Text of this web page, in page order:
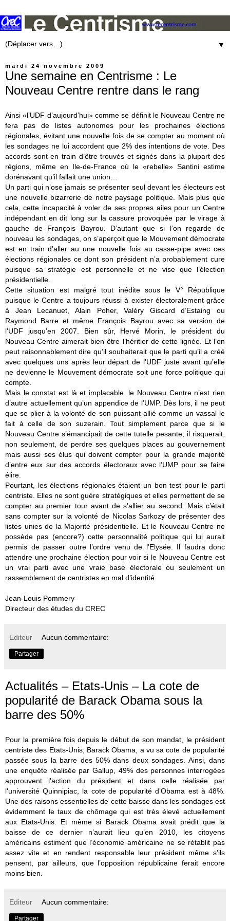
▼
mardi 24 novembre 2009
Une semaine en Centrisme : Le
Nouveau Centre rentre dans le rang
Ainsi «l’UDF d’aujourd’hui» comme se définit le Nouveau Centre ne
fera pas de listes autonomes pour les prochaines élections
régionales, évitant une nouvelle fois de se compter au moment où
les sondages ne lui accordent que 2% des intentions de vote. Des
accords sont en train d’être trouvés et signés dans la plupart des
régions, même en Ile-de-France où le «rebelle» Santini estime
dorénavant qu’il fallait une union…
Un parti qui n’ose jamais se présenter seul devant les électeurs est
une nouvelle bizarrerie de notre paysage politique. Mais plus que
cela, cette incapacité à voler de ses propres ailes pour un Centre
indépendant en dit long sur la cassure provoquée par le virage à
gauche de François Bayrou. D’autant que si l’on regarde de
nouveau les sondages, on s’aperçoit que le Mouvement démocrate
est en train d’aller au une nouvelle fois au casse-pipe avec ces
élections régionales ce dont son président n’a probablement cure
puisque sa stratégie est personnelle et ne vise que l’élection
présidentielle.
Cette situation est malgré tout inédite sous le V° République
puisque le Centre a toujours réussi à exister électoralement grâce
à Jean Lecanuet, Alain Poher, Valéry Giscard d’Estaing ou
Raymond Barre et même François Bayrou avec sa version de
l’UDF jusqu’en 2007. Bien sûr, Hervé Morin, le président du
Nouveau Centre aimerait bien être l’héritier de cette lignée. Et l’on
peut raisonnablement dire qu’il souhaiterait que le parti qu’il a créé
avec quelques uns après leur départ de l’UDF juste avant qu’elle
ne devienne le Mouvement démocrate soit une force politique qui
compte.
Mais le constat est là et implacable, le Nouveau Centre n’est rien
d’autre actuellement qu’un appendice de l’UMP. Dès lors, il ne peut
que se plier à la volonté de son puissant allié comme un vassal le
fait à celle de son suzerain. Tout simplement parce que si le
Nouveau Centre s’émancipait de cette tutelle pesante, il risquerait,
non seulement, de perdre ses quelques places au gouvernement
mais aussi ses élus qui doivent compter pour la grande majorité
d’entre eux sur des accords électoraux avec l’UMP pour se faire
élire.
Pourtant, les élections régionales étaient un bon test pour le parti
centriste. Elles ne sont guère stratégiques et elles permettent de se
compter au premier tour avant de s’allier au second. Mais c’était
sans compter sur la volonté de Nicolas Sarkozy de présenter des
listes unies de la Majorité présidentielle. Et le Nouveau Centre ne
possède pas (encore?) cette personnalité politique qui lui aurait
permis de passer outre l’ordre venu de l’Elysée. Il faudra donc
attendre une prochaine élection pour voir si le Nouveau Centre est
un vrai parti avec une vraie base électorale ou seulement un
rassemblement de centristes en mal d’identité.
Jean-Louis Pommery
Directeur des études du CREC
Editeur Aucun commentaire:
Partager
Actualités – Etats-Unis – La cote de
popularité de Barack Obama sous la
barre des 50%
Pour la première fois depuis le début de son mandat, le président
centriste des Etats-Unis, Barack Obama, a vu sa cote de popularité
passée sous la barre des 50% dans deux sondages. Ainsi, dans
une enquête réalisée par Gallup, 49% des personnes interrogées
approuvent l'action du président et dans celle réalisée par
l'université Quinnipiac, la cote de popularité d’Obama est à 48%.
Une des raisons essentielles de cette baisse dans les sondages est
évidemment le taux de chômage qui est très élevé actuellement
aux Etats-Unis. Et même si Barack Obama avait prédit que la
baisse de ce dernier n’aurait lieu qu’en 2010, les citoyens
américains estiment que l’économie américaine ne se rétablit pas
assez vite et en rendent responsable leur président même s’ils
pensent, par ailleurs, que l’opposition républicaine ferait encore
moins bien.
Editeur Aucun commentaire:
Partager